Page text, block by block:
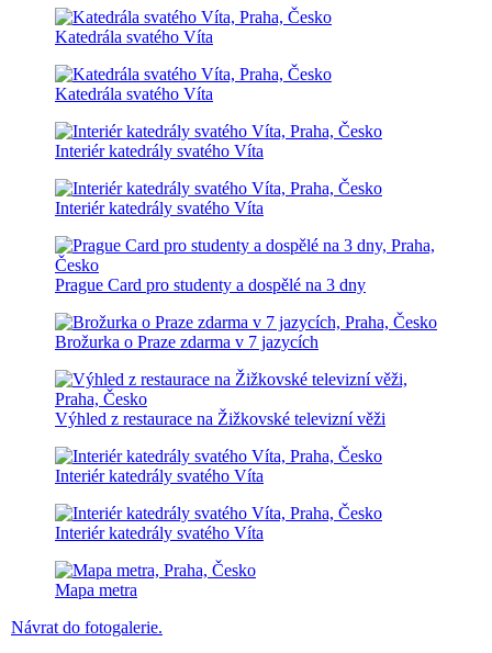
Katedrála svatého Víta
Katedrála svatého Víta
Interiér katedrály svatého Víta
Interiér katedrály svatého Víta
Prague Card pro studenty a dospělé na 3 dny
Brožurka o Praze zdarma v 7 jazycích
Výhled z restaurace na Žižkovské televizní věži
Interiér katedrály svatého Víta
Interiér katedrály svatého Víta
Mapa metra
Návrat do fotogalerie.